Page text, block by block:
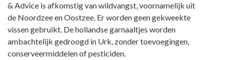
& Advice is afkomstig van wildvangst, voornamelijk uit
de Noordzee en Oostzee. Er worden geen gekweekte
vissen gebruikt. De hollandse garnaaltjes worden
ambachtelijk gedroogd in Urk, zonder toevoegingen,
conserveermiddelen of pesticiden.